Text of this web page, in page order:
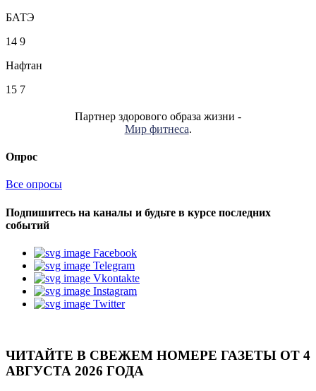
БАТЭ
14 9
Нафтан
15 7
Партнер здорового образа жизни -
Мир фитнеса.
Опрос
Все опросы
Подпишитесь на каналы и будьте в курсе последних
событий
Facebook
Telegram
Vkontakte
Instagram
Twitter
ЧИТАЙТЕ В СВЕЖЕМ НОМЕРЕ ГАЗЕТЫ ОТ 4
АВГУСТА 2026 ГОДА